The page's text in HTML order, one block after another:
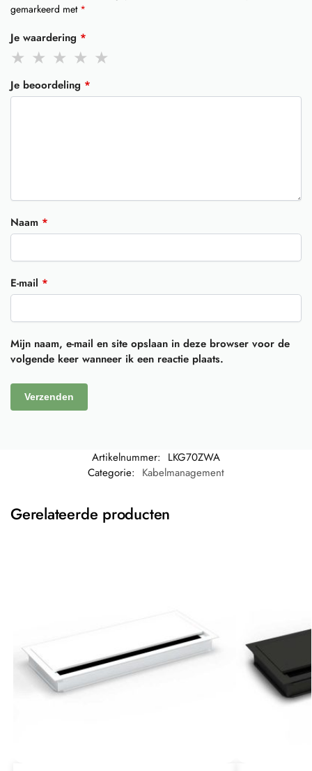
gemarkeerd met *
Je waardering *
Je beoordeling *
Naam *
E-mail *
Mijn naam, e-mail en site opslaan in deze browser voor de
volgende keer wanneer ik een reactie plaats.
Artikelnummer: LKG70ZWA
Categorie: Kabelmanagement
Gerelateerde producten